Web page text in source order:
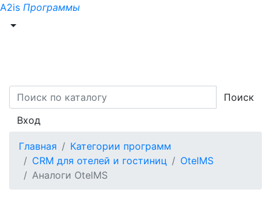
A2is Программы
Поиск
Вход
Главная
Категории программ
CRM для отелей и гостиниц
OtelMS
Аналоги OtelMS